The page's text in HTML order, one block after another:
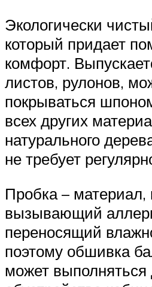
Экологически
который придает
комфорт.
листов, рулонов,
покрываться
всех других
натурального
не требует
Пробка – материал,
вызывающий
переносящий
поэтому обшивка
может выполняться